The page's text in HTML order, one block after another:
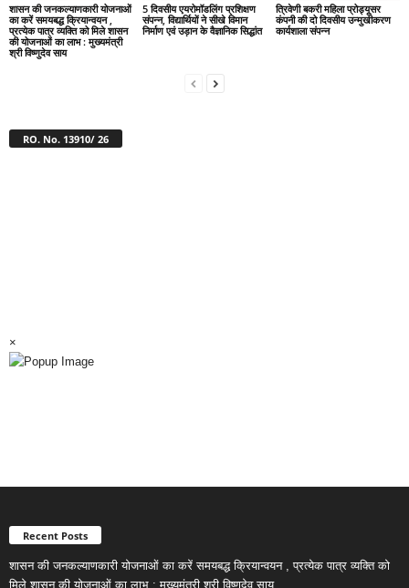
शासन की जनकल्याणकारी योजनाओं
का करें समयबद्ध क्रियान्वयन ,
प्रत्येक पात्र व्यक्ति को मिले शासन
की योजनाओं का लाभ : मुख्यमंत्री
श्री विष्णुदेव साय
5 दिवसीय एयरोमॉडलिंग प्रशिक्षण
संपन्न, विद्यार्थियों ने सीखे विमान
निर्माण एवं उड़ान के वैज्ञानिक सिद्धांत
त्रिवेणी बकरी महिला प्रोड्यूसर
कंपनी की दो दिवसीय उन्मुखीकरण
कार्यशाला संपन्न
RO. No. 13910/ 26
×
Recent Posts
शासन की जनकल्याणकारी योजनाओं का करें समयबद्ध क्रियान्वयन , प्रत्येक पात्र व्यक्ति को
मिले शासन की योजनाओं का लाभ : मुख्यमंत्री श्री विष्णुदेव साय